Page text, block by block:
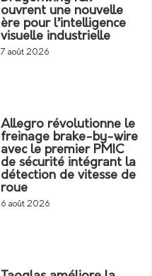
ouvrent une nouvelle
ère pour l’intelligence
visuelle industrielle
7 août 2026
Allegro révolutionne le
freinage brake-by-wire
avec le premier PMIC
de sécurité intégrant la
détection de vitesse de
roue
6 août 2026